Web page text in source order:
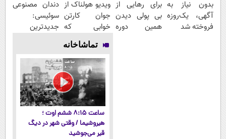
بدون نیاز به
آگهی، یک‌روزه
فروخته شد
برای رهایی از
بی پولی دیدن
همین دوره
ویدیو هولناک از
جوان کارتن
خوابی که
میلیاردر شد.
آموزش رایگان
دندان مصنوعی
سوئیسی:
جدیدترین
پرداخت قسطی
تماشاخانه
ساعت ۸:۱۵ ششم اوت ؛
هیروشیما / وقتی شهر در دیگ
قیر می‌جوشید